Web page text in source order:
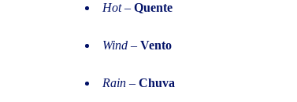
Hot– Quente
Wind – Vento
Rain – Chuva